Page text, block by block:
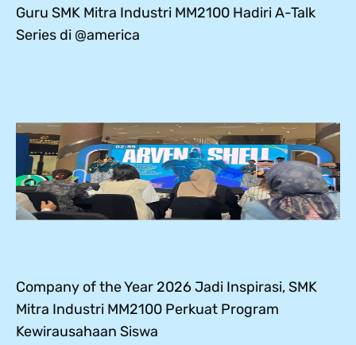
Guru SMK Mitra Industri MM2100 Hadiri A-Talk
Series di @america
Company of the Year 2026 Jadi Inspirasi, SMK
Mitra Industri MM2100 Perkuat Program
Kewirausahaan Siswa